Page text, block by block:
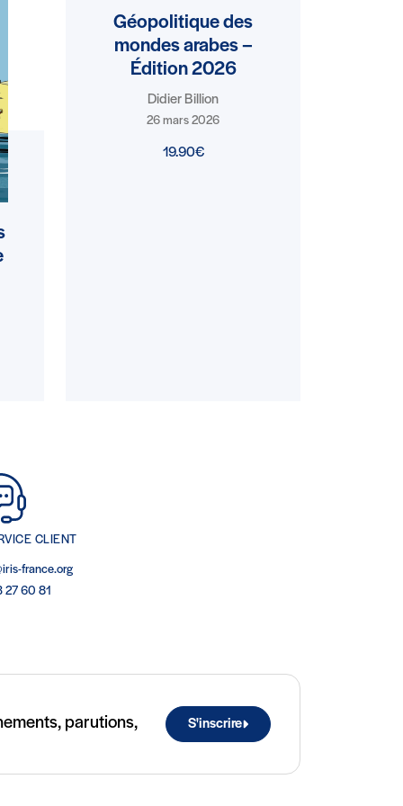
Géopolitique des
mondes arabes –
Édition 2026
Didier Billion
26 mars 2026
19.90€
CLIENT
france.org
27 60 81
parutions,
S'inscrire